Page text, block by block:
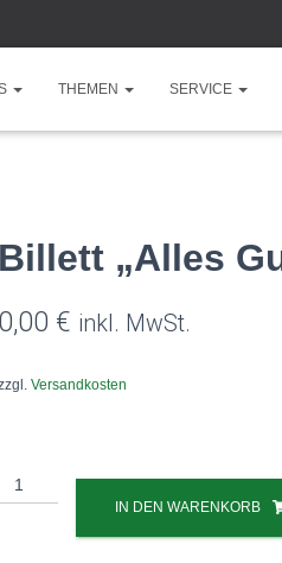
THEMEN SERVICE
Billett „Alles
0,00 € inkl. MwSt.
Versandkosten
Billett
IN DEN WARENKORB